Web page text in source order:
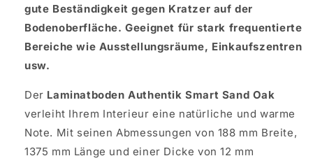
gute Beständigkeit gegen Kratzer auf der
Bodenoberfläche. Geeignet für stark frequentierte
Bereiche wie Ausstellungsräume, Einkaufszentren
usw.
Der Laminatboden Authentik Smart Sand Oak
verleiht Ihrem Interieur eine natürliche und warme
Note. Mit seinen Abmessungen von 188 mm Breite,
1375 mm Länge und einer Dicke von 12 mm